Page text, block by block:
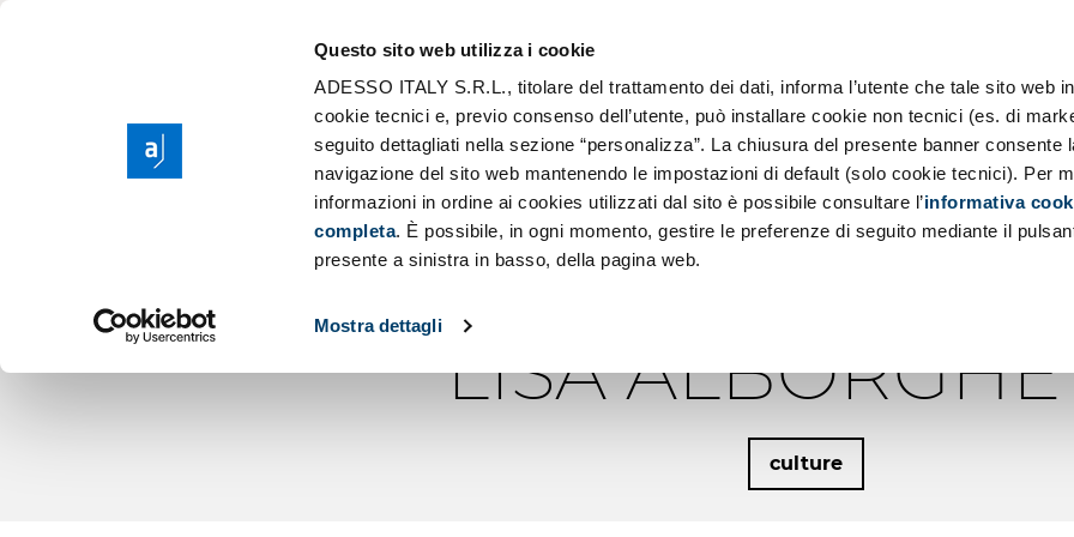
Questo sito web utilizza i cookie
ADESSO ITALY S.R.L., titolare del trattamento dei dati, informa l’utente che tale sito web
cookie tecnici e, previo consenso dell’utente, può installare cookie non tecnici (es. di
seguito dettagliati nella sezione “personalizza”. La chiusura del presente banner consente
navigazione del sito web mantenendo le impostazioni di default (solo cookie tecnici). Per
informazioni in ordine ai cookies utilizzati dal sito è possibile consultare l’informativa
completa. È possibile, in ogni momento, gestire le preferenze di seguito mediante il
presente a sinistra in basso, della pagina web.
Mostra dettagli
Cerca
Purpose, Valori e Principi
Responsabilità Sociale d'Impresa
Sponsorship
Scaling AI
Migrazione Cloud
Sviluppo Applicazioni Low Code
ESSERE UN BUON
DEL CAPITANO
LISA
culture